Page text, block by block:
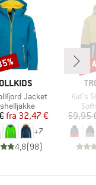
Jacket
Pris
Nedsat pris
fra 32,47 €
+7
4,8(98)
Artikel
Kid's
59,95